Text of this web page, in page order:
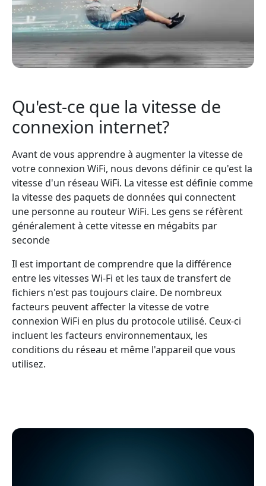
Qu'est-ce que la vitesse de
connexion internet?
Avant de vous apprendre à augmenter la vitesse de
votre connexion WiFi, nous devons définir ce qu'est la
vitesse d'un réseau WiFi. La vitesse est définie comme
la vitesse des paquets de données qui connectent
une personne au routeur WiFi. Les gens se réfèrent
généralement à cette vitesse en mégabits par
seconde
Il est important de comprendre que la différence
entre les vitesses Wi-Fi et les taux de transfert de
fichiers n'est pas toujours claire. De nombreux
facteurs peuvent affecter la vitesse de votre
connexion WiFi en plus du protocole utilisé. Ceux-ci
incluent les facteurs environnementaux, les
conditions du réseau et même l'appareil que vous
utilisez.